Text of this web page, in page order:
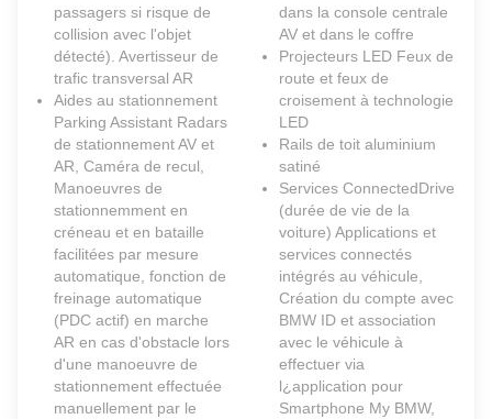
passagers si risque de
collision avec l'objet
détecté). Avertisseur de
trafic transversal AR
Aides au stationnement
Parking Assistant Radars
de stationnement AV et
AR, Caméra de recul,
Manoeuvres de
stationnemment en
créneau et en bataille
facilitées par mesure
automatique, fonction de
freinage automatique
(PDC actif) en marche
AR en cas d'obstacle lors
d'une manoeuvre de
stationnement effectuée
manuellement par le
dans la console centrale
AV et dans le coffre
Projecteurs LED Feux de
route et feux de
croisement à technologie
LED
Rails de toit aluminium
satiné
Services ConnectedDrive
(durée de vie de la
voiture) Applications et
services connectés
intégrés au véhicule,
Création du compte avec
BMW ID et association
avec le véhicule à
effectuer via
l¿application pour
Smartphone My BMW,